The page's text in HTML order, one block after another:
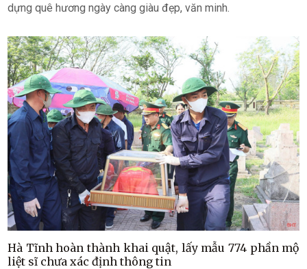
dựng quê hương ngày càng giàu đẹp, văn minh.
Hà Tĩnh hoàn thành khai quật, lấy mẫu 774 phần mộ
liệt sĩ chưa xác định thông tin